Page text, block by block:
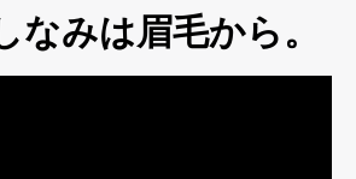
なみは眉毛から。